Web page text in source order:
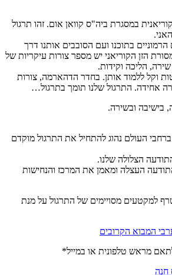
במסגרת ביה"ס קוואן אום. זהו תרגול
בתוכנו ועם הסובבים אותנו דרך
הזן הקוריאני יש מספר צורות עיקריות של
הליכה וקידות.
וקל ללמוד אותן. בחדר הדהארמה, צורות
אחידה. התרגול שלנו תומך בתרגול…
ברחבי העולם נהוג להתחיל את התרגול מוקדם
הצלולה שלנו.
העצלה ומאמן את המרכז והנחישות
למקטעים מסויימים של התרגול על מנת
המבוא הקרובים
מראש טלפונית או במייל*
חנה